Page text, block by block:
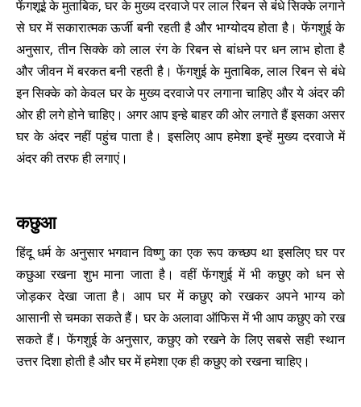
फेंगशूई के मुताबिक, घर के मुख्य दरवाजे पर लाल रिबन से बंधे सिक्के लगाने
से घर में सकारात्मक ऊर्जी बनी रहती है और भाग्योदय होता है। फेंगशुई के
अनुसार, तीन सिक्के को लाल रंग के रिबन से बांधने पर धन लाभ होता है
और जीवन में बरकत बनी रहती है। फेंगशुई के मुताबिक, लाल रिबन से बंधे
इन सिक्के को केवल घर के मुख्य दरवाजे पर लगाना चाहिए और ये अंदर की
ओर ही लगे होने चाहिए। अगर आप इन्हे बाहर की ओर लगाते हैं इसका असर
घर के अंदर नहीं पहुंच पाता है। इसलिए आप हमेशा इ्न्हें मुख्य दरवाजे में
अंदर की तरफ ही लगाएं।
कछुआ
हिंदू धर्म के अनुसार भगवान विष्णु का एक रूप कच्छप था इसलिए घर पर
कछुआ रखना शुभ माना जाता है। वहीं फेंगशुई में भी कछुए को धन से
जोड़कर देखा जाता है। आप घर में कछुए को रखकर अपने भाग्य को
आसानी से चमका सकते हैं। घर के अलावा ऑफिस में भी आप कछुए को रख
सकते हैं। फेंगशुई के अनुसार, कछुए को रखने के लिए सबसे सही स्थान
उत्तर दिशा होती है और घर में हमेशा एक ही कछुए को रखना चाहिए।